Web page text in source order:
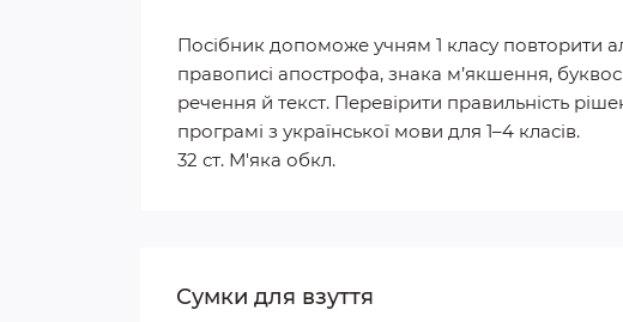
Посібник допоможе учням 1 класу повторити
правописі апострофа, знака м’якшення,
речення й текст. Перевірити правильність
програмі з української мови для 1–4 класів.
32 ст. М'яка обкл.
Сумки для взуття